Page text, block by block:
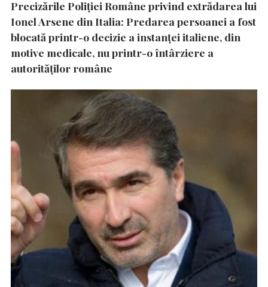
Precizările Poliţiei Române privind extrădarea lui
Ionel Arsene din Italia: Predarea persoanei a fost
blocată printr-o decizie a instanţei italiene, din
motive medicale, nu printr-o întârziere a
autorităţilor române